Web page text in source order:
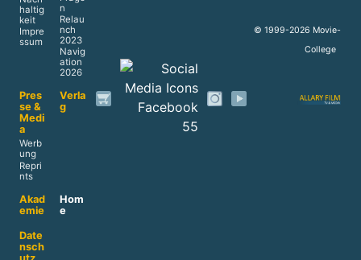
haltig
keit
Impre
ssum
n
Relau
nch
2023
Navig
ation
2026
Pres
se &
Medi
a
Werb
ung
Repri
nts
Verla
g
Akad
emie
Hom
e
Date
nsch
© 1999-2026 Movie-
College